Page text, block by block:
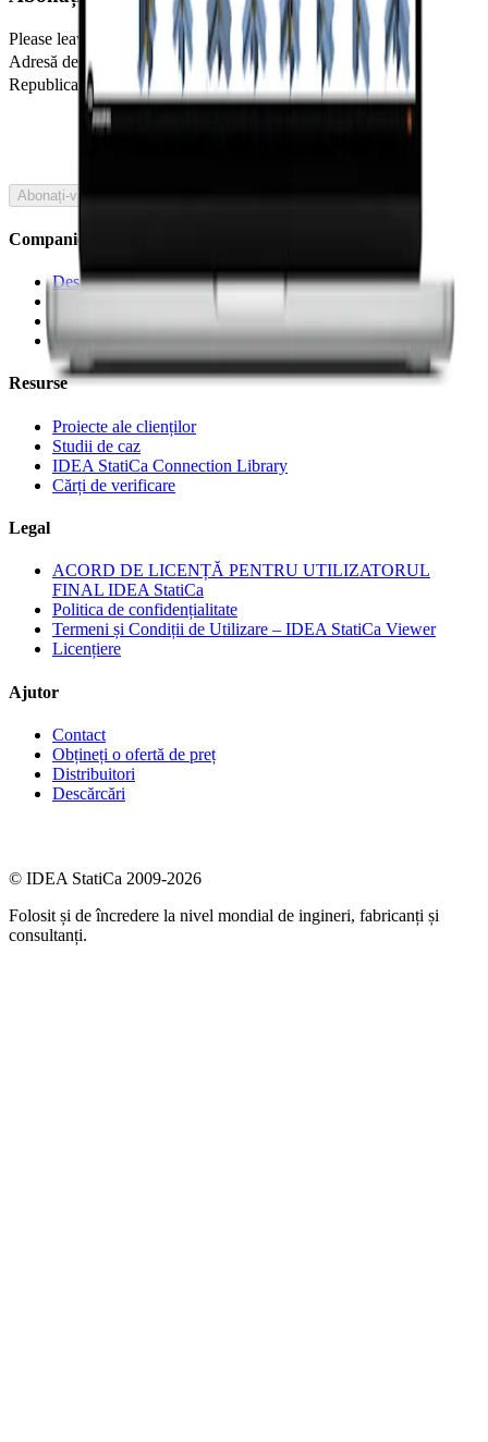
Please leave this field blank
Adresă de e-mail
Republica Cehă
🇷🇴 Romania
Abonați-vă
Companie
Despre noi
Tehnologie brevetată pentru ingineri structuriști
Resurse
Proiecte ale clienților
Studii de caz
IDEA StatiCa Connection Library
Cărți de verificare
Legal
ACORD DE LICENȚĂ PENTRU UTILIZATORUL
FINAL IDEA StatiCa
Politica de confidențialitate
Termeni și Condiții de Utilizare – IDEA StatiCa Viewer
Licențiere
Ajutor
Contact
Obțineți o ofertă de preț
Distribuitori
Descărcări
© IDEA StatiCa 2009-2026
Folosit și de încredere la nivel mondial de ingineri, fabricanți și
consultanți.